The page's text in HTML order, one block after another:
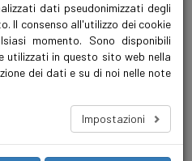
idrico > Pompe ad alta pressione > regolate
idrico
dati pseudonimizzati degli
Il consenso all'utilizzo dei cookie
momento. Sono disponibili
utilizzati in questo sito web nella
dei dati e su di noi nelle note
Impostazioni